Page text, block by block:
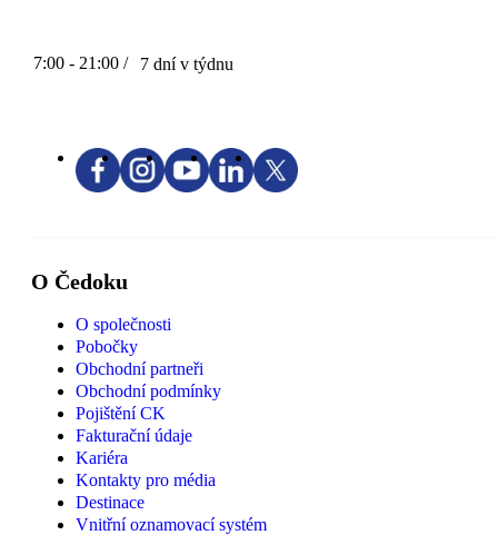
7:00 - 21:00 / 7 dní v týdnu
O Čedoku
O společnosti
Pobočky
Obchodní partneři
Obchodní podmínky
Pojištění CK
Fakturační údaje
Kariéra
Kontakty pro média
Destinace
Vnitřní oznamovací systém